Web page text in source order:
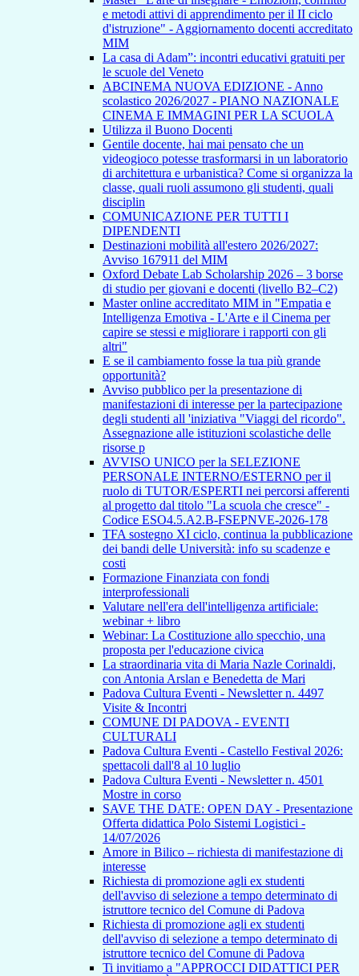
e metodi attivi di apprendimento per il II ciclo
d'istruzione" - Aggiornamento docenti accreditato
MIM
La casa di Adam”: incontri educativi gratuiti per
le scuole del Veneto
ABCINEMA NUOVA EDIZIONE - Anno
scolastico 2026/2027 - PIANO NAZIONALE
CINEMA E IMMAGINI PER LA SCUOLA
Utilizza il Buono Docenti
Gentile docente, hai mai pensato che un
videogioco potesse trasformarsi in un laboratorio
di architettura e urbanistica? Come si organizza la
classe, quali ruoli assumono gli studenti, quali
disciplin
COMUNICAZIONE PER TUTTI I
DIPENDENTI
Destinazioni mobilità all'estero 2026/2027:
Avviso 167911 del MIM
Oxford Debate Lab Scholarship 2026 – 3 borse
di studio per giovani e docenti (livello B2–C2)
Master online accreditato MIM in "Empatia e
Intelligenza Emotiva - L'Arte e il Cinema per
capire se stessi e migliorare i rapporti con gli
altri"
E se il cambiamento fosse la tua più grande
opportunità?
Avviso pubblico per la presentazione di
manifestazioni di interesse per la partecipazione
degli studenti all 'iniziativa "Viaggi del ricordo".
Assegnazione alle istituzioni scolastiche delle
risorse p
AVVISO UNICO per la SELEZIONE
PERSONALE INTERNO/ESTERNO per il
ruolo di TUTOR/ESPERTI nei percorsi afferenti
al progetto dal titolo "La scuola che cresce" -
Codice ESO4.5.A2.B-FSEPNVE-2026-178
TFA sostegno XI ciclo, continua la pubblicazione
dei bandi delle Università: info su scadenze e
costi
Formazione Finanziata con fondi
interprofessionali
Valutare nell'era dell'intelligenza artificiale:
webinar + libro
Webinar: La Costituzione allo specchio, una
proposta per l'educazione civica
La straordinaria vita di Maria Nazle Corinaldi,
con Antonia Arslan e Benedetta de Mari
Padova Cultura Eventi - Newsletter n. 4497
Visite & Incontri
COMUNE DI PADOVA - EVENTI
CULTURALI
Padova Cultura Eventi - Castello Festival 2026:
spettacoli dall'8 al 10 luglio
Padova Cultura Eventi - Newsletter n. 4501
Mostre in corso
SAVE THE DATE: OPEN DAY - Presentazione
Offerta didattica Polo Sistemi Logistici -
14/07/2026
Amore in Bilico – richiesta di manifestazione di
interesse
Richiesta di promozione agli ex studenti
dell'avviso di selezione a tempo determinato di
istruttore tecnico del Comune di Padova
Richiesta di promozione agli ex studenti
dell'avviso di selezione a tempo determinato di
istruttore tecnico del Comune di Padova
Ti invitiamo a "APPROCCI DIDATTICI PER